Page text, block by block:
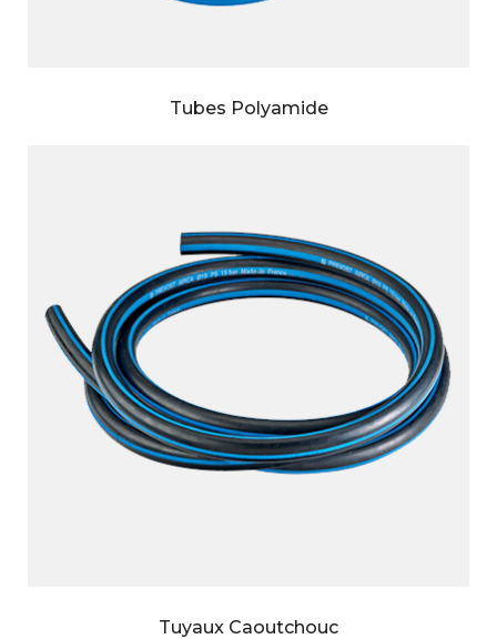
Tubes Polyamide
Tuyaux Caoutchouc